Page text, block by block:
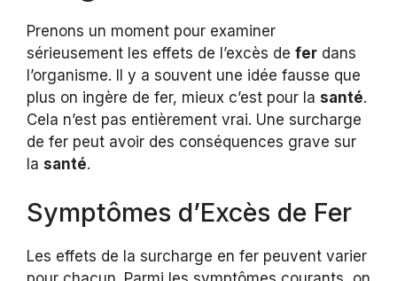
Prenons un moment pour examiner
sérieusement les effets de l’excès de fer dans
l’organisme. Il y a souvent une idée fausse que
plus on ingère de fer, mieux c’est pour la santé.
Cela n’est pas entièrement vrai. Une surcharge
de fer peut avoir des conséquences grave sur
la santé.
Symptômes d’Excès de Fer
Les effets de la surcharge en fer peuvent varier